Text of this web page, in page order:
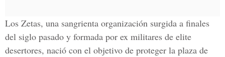
Los Zetas, una sangrienta organización surgida a finales
del siglo pasado y formada por ex militares de elite
desertores, nació con el objetivo de proteger la plaza de